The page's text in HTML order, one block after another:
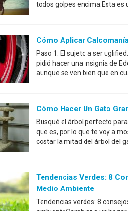
todos golpes encima.Esta es
Cómo Aplicar
Paso 1: El sujeto a ser
pidió hacer una insignia de
aunque se ven bien que en
Cómo Hacer Un Gato
Busqué el árbol perfecto
que es, por lo que te voy a
costar la mitad del árbol del
Tendencias Verdes: 8
Medio Ambiente
Tendencias verdes: 8